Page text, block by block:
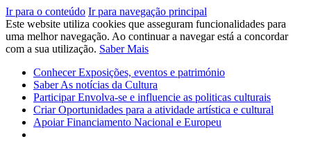
Ir para o conteúdo Ir para navegação principal
Este website utiliza cookies que asseguram funcionalidades para
uma melhor navegação. Ao continuar a navegar está a concordar
com a sua utilização. Saber Mais
ConhecerExposições, eventos e património
SaberAs notícias da Cultura
ParticiparEnvolva-se e influencie as politicas culturais
CriarOportunidades para a atividade artística e cultural
ApoiarFinanciamento Nacional e Europeu